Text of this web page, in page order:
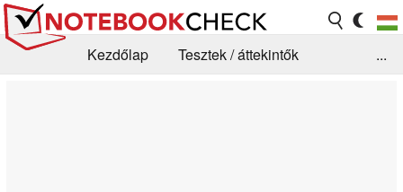
Kezdőlap
Tesztek / áttekintők
...